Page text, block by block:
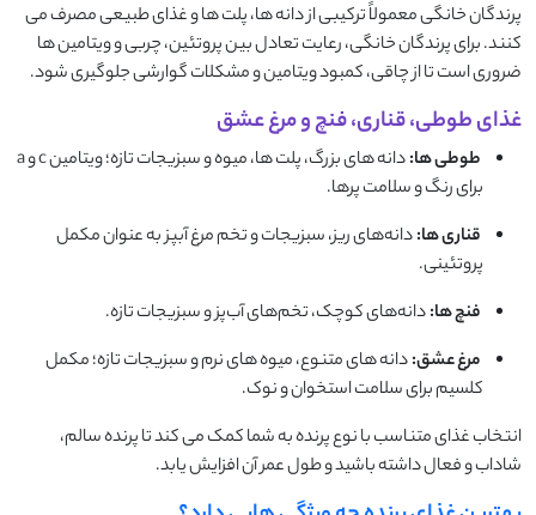
پرندگان خانگی معمولاً ترکیبی از دانه‌ ها، پلت‌ ها و غذای طبیعی مصرف می‌
کنند. برای پرندگان خانگی، رعایت تعادل بین پروتئین، چربی و ویتامین ‌ها
ضروری است تا از چاقی، کمبود ویتامین و مشکلات گوارشی جلوگیری شود.
غذای طوطی، قناری، فنچ و مرغ عشق
طوطی ‌ها:
دانه ‌های بزرگ، پلت‌ ها، میوه و سبزیجات تازه؛ ویتامین c و a
برای رنگ و سلامت پرها.
قناری ‌ها:دانه‌های ریز، سبزیجات و تخم مرغ آبپز به عنوان مکمل
پروتئینی.
فنچ‌ ها:دانه‌های کوچک، تخم‌های آب‌پز و سبزیجات تازه.
مرغ عشق:دانه‌ های متنوع، میوه‌ های نرم و سبزیجات تازه؛ مکمل
کلسیم برای سلامت استخوان و نوک.
انتخاب غذای متناسب با نوع پرنده به شما کمک می‌ کند تا پرنده سالم،
شاداب و فعال داشته باشید و طول عمر آن افزایش یابد.